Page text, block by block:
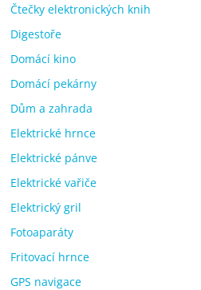
Čtečky elektronických knih
Digestoře
Domácí kino
Domácí pekárny
Dům a zahrada
Elektrické hrnce
Elektrické pánve
Elektrické vařiče
Elektrický gril
Fotoaparáty
Fritovací hrnce
GPS navigace